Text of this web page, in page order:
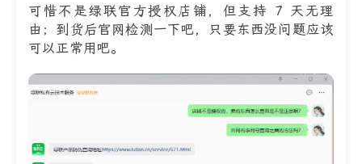
可惜不是绿联官方授权店铺，但支持 7 天无理
由；到货后官网检测一下吧，只要东西没问题应该
可以正常用吧。